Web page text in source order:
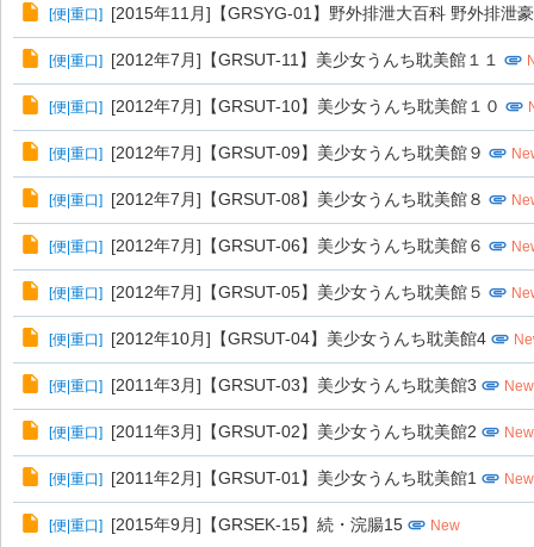
[便|重口] [2015年11月]【GRSYG-01】野外排泄大百科 野外排泄
[便|重口] [2012年7月]【GRSUT-11】美少女うんち耽美館１１
[便|重口] [2012年7月]【GRSUT-10】美少女うんち耽美館１０
[便|重口] [2012年7月]【GRSUT-09】美少女うんち耽美館９
[便|重口] [2012年7月]【GRSUT-08】美少女うんち耽美館８
[便|重口] [2012年7月]【GRSUT-06】美少女うんち耽美館６
[便|重口] [2012年7月]【GRSUT-05】美少女うんち耽美館５
[便|重口] [2012年10月]【GRSUT-04】美少女うんち耽美館4
[便|重口] [2011年3月]【GRSUT-03】美少女うんち耽美館3 New
[便|重口] [2011年3月]【GRSUT-02】美少女うんち耽美館2 New
[便|重口] [2011年2月]【GRSUT-01】美少女うんち耽美館1 New
[便|重口] [2015年9月]【GRSEK-15】続・浣腸15 New